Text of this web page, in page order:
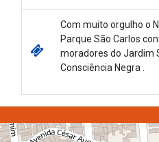
Com muito orgulho o
Parque São Carlos
moradores do Jardim
Consciência Negra .